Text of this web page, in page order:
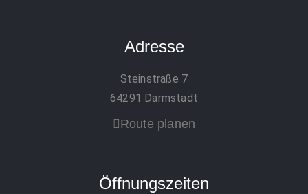
Adresse
Steinstraße 7
64291 Darmstadt
Route planen
Öffnungszeiten